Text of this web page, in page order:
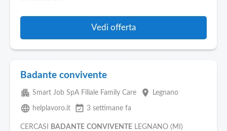
Vedi offerta
Badante convivente
apartment Smart Job SpA Filiale Family Care place Legnano
language helplavoro.it event_available 3 settimane fa
CERCASI BADANTE CONVIVENTE LEGNANO (MI)